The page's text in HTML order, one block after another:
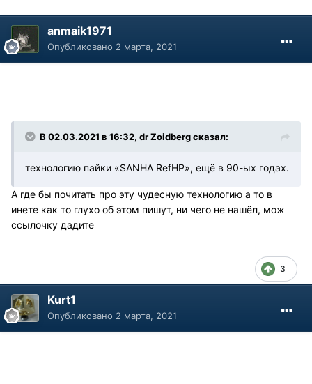
anmaik1971
Опубликовано 2 марта, 2021
В 02.03.2021 в 16:32, dr Zoidberg сказал:
технологию пайки «SANHA RefHP», ещё в 90-ых годах.
А где бы почитать про эту чудесную технологию а то в
инете как то глухо об этом пишут, ни чего не нашёл, мож
ссылочку дадите
3
Kurt1
Опубликовано 2 марта, 2021